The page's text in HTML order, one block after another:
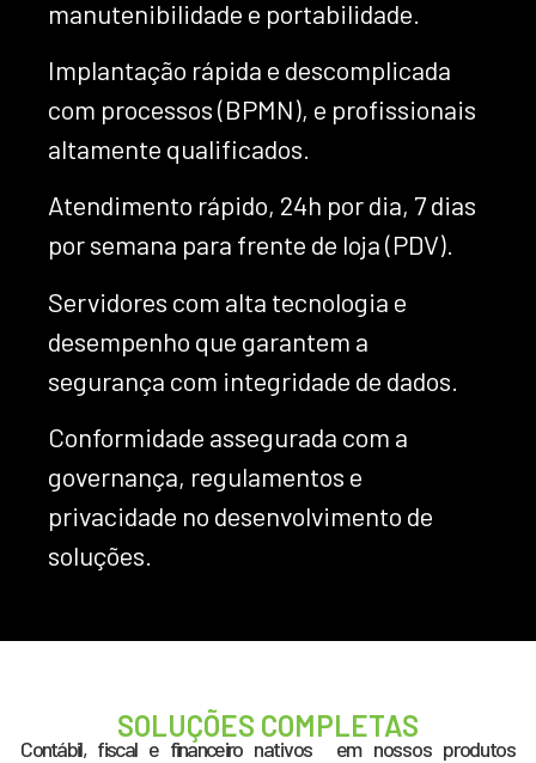
manutenibilidade e portabilidade.
Implantação rápida e descomplicada
com processos (BPMN), e profissionais
altamente qualificados.
Atendimento rápido, 24h por dia, 7 dias
por semana para frente de loja (PDV).
Servidores com alta tecnologia e
desempenho que garantem a
segurança com integridade de dados.
Conformidade assegurada com a
governança, regulamentos e
privacidade no desenvolvimento de
soluções.
SOLUÇÕES COMPLETAS
Contábil, fiscal e financeiro nativos em nossos produtos